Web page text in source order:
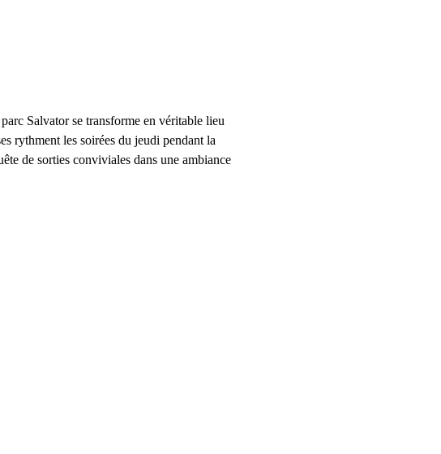
Salvator se transforme en véritable lieu
rythment les soirées du jeudi pendant la
de sorties conviviales dans une ambiance